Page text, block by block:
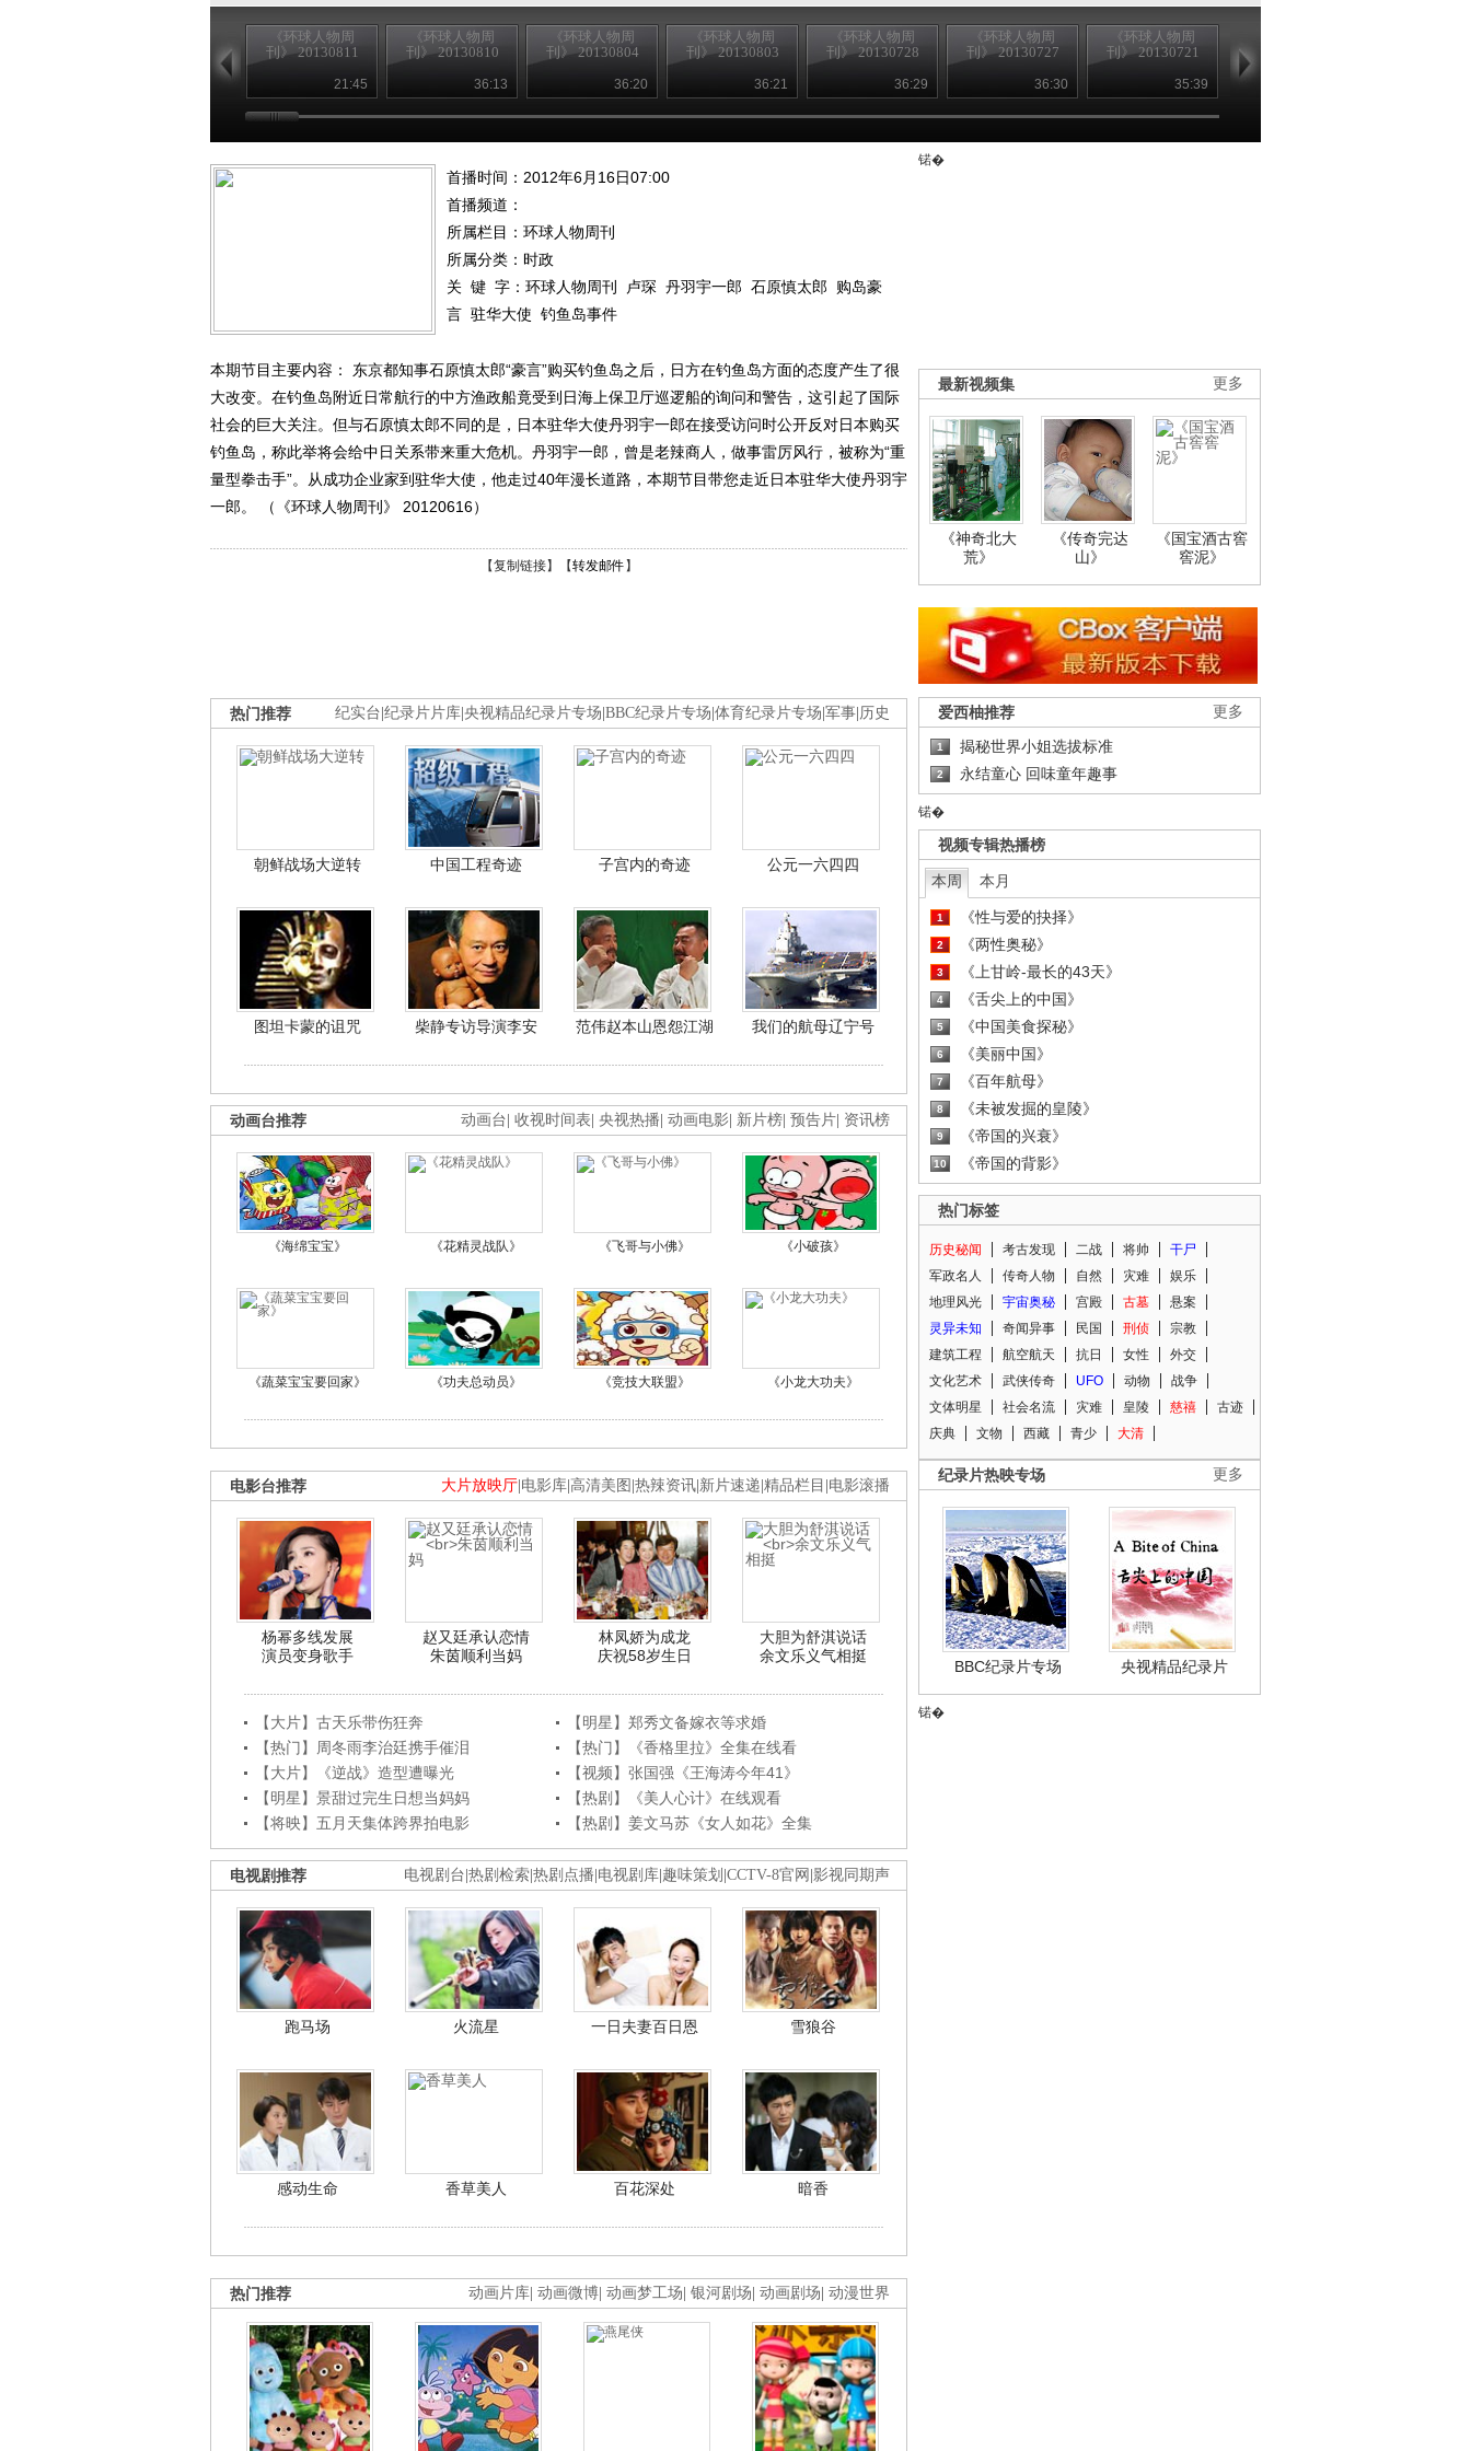
《环球人物周
刊》 20130811
21:45
《环球人物周
刊》 20130810
36:13
《环球人物周
刊》 20130804
36:20
《环球人物周
刊》 20130803
36:21
《环球人物周
刊》 20130728
36:29
《环球人物周
刊》 20130727
36:30
《环球人物周
刊》 20130721
35:39
刊》 20130720
首播时间：2012年6月16日07:00
首播频道：
所属栏目： 环球人物周刊
所属分类：时政
关 键 字： 环球人物周刊 卢琛 丹羽宇一郎 石原慎太郎
购岛豪
言 驻华大使 钓鱼岛事件
本期节目主要内容： 东京都知事石原慎太郎“豪言”购买钓鱼岛之后，日方在钓鱼岛方面的态度产生了很
大改变。在钓鱼岛附近日常航行的中方渔政船竟受到日海上保卫厅巡逻船的询问和警告，这引起了国际
社会的巨大关注。但与石原慎太郎不同的是，日本驻华大使丹羽宇一郎在接受访问时公开反对日本购买
钓鱼岛，称此举将会给中日关系带来重大危机。丹羽宇一郎，曾是老辣商人，做事雷厉风行，被称为“重
量型拳击手”。从成功企业家到驻华大使，他走过40年漫长道路，本期节目带您走近日本驻华大使丹羽宇
一郎。 （《环球人物周刊》 20120616）
【复制链接】【转发邮件 】
纪实台 纪录片片库 央视精品纪录片专场 BBC纪录片专场 体育纪录片专场 军事 历史
热门推荐
朝鲜战场大逆转 中国工程奇迹 子宫内的奇迹 公元一六四四
图坦卡蒙的诅咒 柴静专访导演李安 范伟赵本山恩怨江湖 我们的航母辽宁号
动画台 收视时间表 央视热播 动画电影 新片榜 预告片 资讯榜
动画台推荐
《海绵宝宝》 《花精灵战队》 《飞哥与小佛》 《小破孩》
《蔬菜宝宝要回家》 《功夫总动员》 《竞技大联盟》 《小龙大功夫》
大片放映厅 电影库 高清美图 热辣资讯 新片速递 精品栏目 电影滚播
电影台推荐
杨幂多线发展
演员变身歌手
赵又廷承认恋情
朱茵顺利当妈
林凤娇为成龙
庆祝58岁生日
大胆为舒淇说话
余文乐义气相挺
【大片】古天乐带伤狂奔
【明星】郑秀文备嫁衣等求婚
【热门】周冬雨李治廷携手催泪
【热门】《香格里拉》全集在线看
【大片】《逆战》造型遭曝光
【视频】张国强《王海涛今年41》
【明星】景甜过完生日想当妈妈
【热剧】《美人心计》在线观看
【将映】五月天集体跨界拍电影
【热剧】姜文马苏《女人如花》全集
电视剧台 热剧检索 热剧点播 电视剧库 趣味策划 CCTV-8官网 影视同期声
电视剧推荐
跑马场 火流星 一日夫妻百日恩 雪狼谷
感动生命 香草美人 百花深处 暗香
动画片库 动画微博 动画梦工场 银河剧场 动画剧场 动漫世界
热门推荐
锘�
更多
最新视频集
《神奇北大
荒》
《传奇完达
山》
《国宝酒古窖
窖泥》
更多
爱西柚推荐
1 揭秘世界小姐选拔标准
2 永结童心 回味童年趣事
锘�
视频专辑热播榜
本周 本月
1 《性与爱的抉择》
2 《两性奥秘》
3 《上甘岭-最长的43天》
4 《舌尖上的中国》
5 《中国美食探秘》
6 《美丽中国》
7 《百年航母》
8 《未被发掘的皇陵》
9 《帝国的兴衰》
10 《帝国的背影》
热门标签
历史秘闻 考古发现 二战 将帅
干尸
军政名人
传奇人物 自然 灾难
娱乐
地理风光
宇宙奥秘 宫殿 古墓
悬案
灵异未知
奇闻异事 民国 刑侦
宗教
建筑工程
航空航天 抗日 女性
外交
文化艺术
武侠传奇 UFO 动物
战争
文体明星
社会名流 灾难 皇陵 慈禧
古迹
庆典
文物 西藏 青少 大清
更多
纪录片热映专场
BBC纪录片专场 央视精品纪录片
锘�